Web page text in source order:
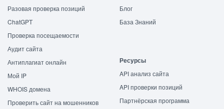
Разовая проверка позиций
ChatGPT
Проверка посещаемости
Аудит сайта
Антиплагиат онлайн
Мой IP
WHOIS домена
Проверить сайт на мошенников
Блог
База Знаний
Ресурсы
API анализ сайта
API проверки позиций
Партнёрская программа